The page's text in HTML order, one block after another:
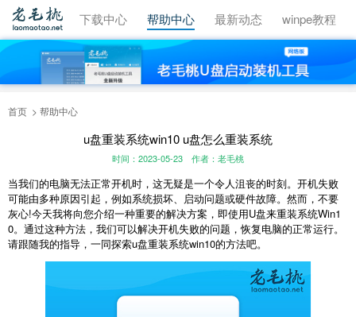
视频教程 下载中心 帮助中心 最新动态 winpe教程
首页 帮助中心
u盘重装系统win10 u盘怎么重装系统
时间：2023-05-23 作者：老毛桃
当我们的电脑无法正常开机时，这无疑是一个令人沮丧的时刻。开机失败
可能由多种原因引起，例如系统损坏、启动问题或硬件故障。然而，不要
灰心!今天我将向您介绍一种重要的解决方案，即使用U盘来重装系统Win1
0。通过这种方法，我们可以解决开机失败的问题，恢复电脑的正常运行。
请跟随我的指导，一同探索u盘重装系统win10的方法吧。